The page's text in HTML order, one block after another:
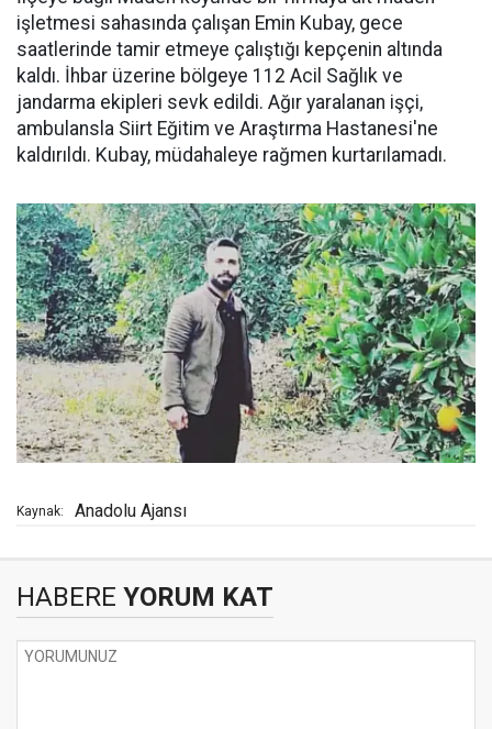
işletmesi sahasında çalışan Emin Kubay, gece
saatlerinde tamir etmeye çalıştığı kepçenin altında
kaldı. İhbar üzerine bölgeye 112 Acil Sağlık ve
jandarma ekipleri sevk edildi. Ağır yaralanan işçi,
ambulansla Siirt Eğitim ve Araştırma Hastanesi'ne
kaldırıldı. Kubay, müdahaleye rağmen kurtarılamadı.
Kaynak: Anadolu Ajansı
HABERE YORUM KAT